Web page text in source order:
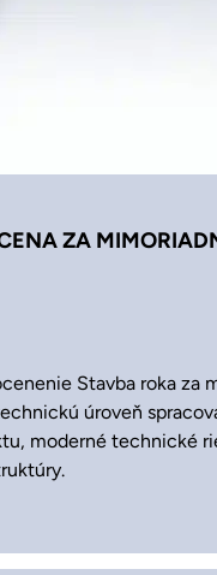
ZA
Stavba roka za
úroveň
moderné technické